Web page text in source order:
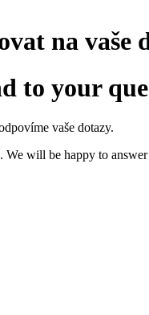
na vaše
to your
vaše dotazy.
We will be happy to